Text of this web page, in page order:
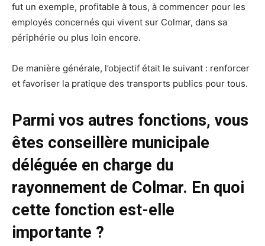
fut un exemple, profitable à tous, à commencer pour les
employés concernés qui vivent sur Colmar, dans sa
périphérie ou plus loin encore.
De manière générale, l’objectif était le suivant : renforcer
et favoriser la pratique des transports publics pour tous.
Parmi vos autres fonctions, vous
êtes conseillère municipale
déléguée en charge du
rayonnement de Colmar. En quoi
cette fonction est-elle
importante ?